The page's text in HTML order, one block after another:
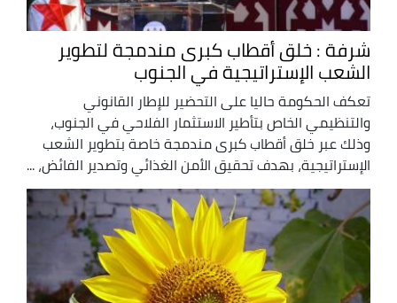
شرفة : خلق أقطاب كبرى مندمجة لتطوير
الشعب الإستراتيجية في الجنوب
تعكف الحكومة حاليا على التحضير للإطار القانوني
والتنظيمي الخاص بتأطير الاستثمار الفلاحي في الجنوب،
وذلك عبر خلق أقطاب كبرى مندمجة خاصة بتطوير الشعب
الإستراتيجية، بهدف تحقيق الأمن الغذائي وتصدير الفائض، ...